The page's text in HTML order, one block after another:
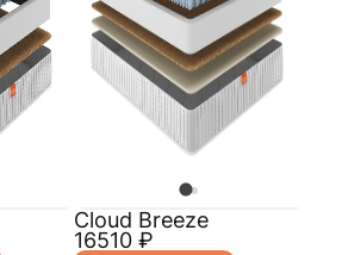
Cloud Breeze
16510 ₽